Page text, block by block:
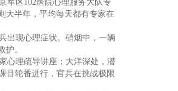
军区102医院心理服务大队专
大半年，平均每天都有专家在
出现心理症状。硝烟中，一辆
护。
心理疏导讲座；大洋深处，潜
目轮番进行，官兵在挑战极限